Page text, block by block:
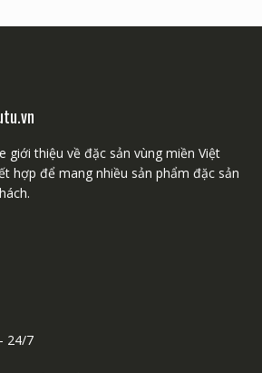
giới thiệu về đặc sản vùng miền Việt
hợp để mang nhiều sản phẩm đặc sản
24/7